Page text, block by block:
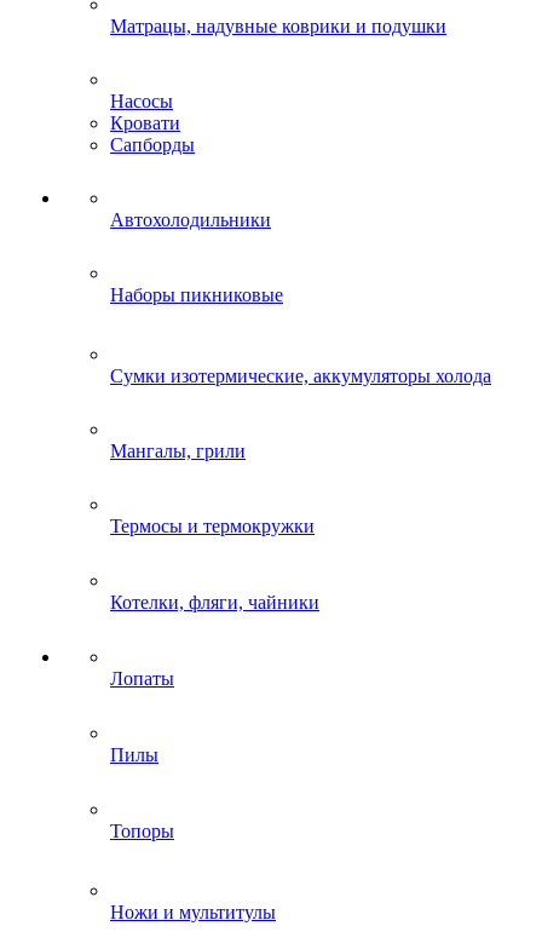
Матрацы, надувные коврики и подушки
Насосы
Кровати
Сапборды
Автохолодильники
Наборы пикниковые
Сумки изотермические, аккумуляторы холода
Мангалы, грили
Термосы и термокружки
Котелки, фляги, чайники
Лопаты
Пилы
Топоры
Ножи и мультитулы